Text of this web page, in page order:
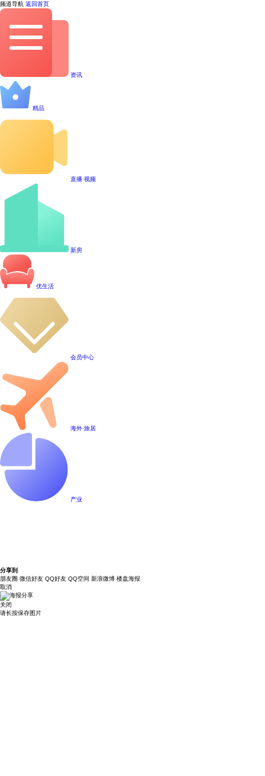
频道导航 返回首页
资讯
精品
直播·视频
新房
优生活
会员中心
海外·旅居
产业
分享到
朋友圈 微信好友 QQ好友 QQ空间 新浪微博 楼盘海报
取消
关闭
请长按保存图片